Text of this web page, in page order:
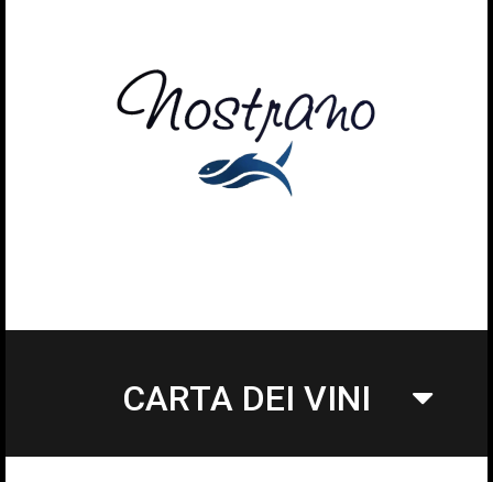
CARTA DEI VINI